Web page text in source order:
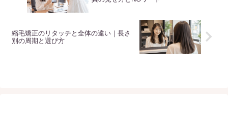
縮毛矯正のリタッチと全体の違い｜長さ
別の周期と選び方